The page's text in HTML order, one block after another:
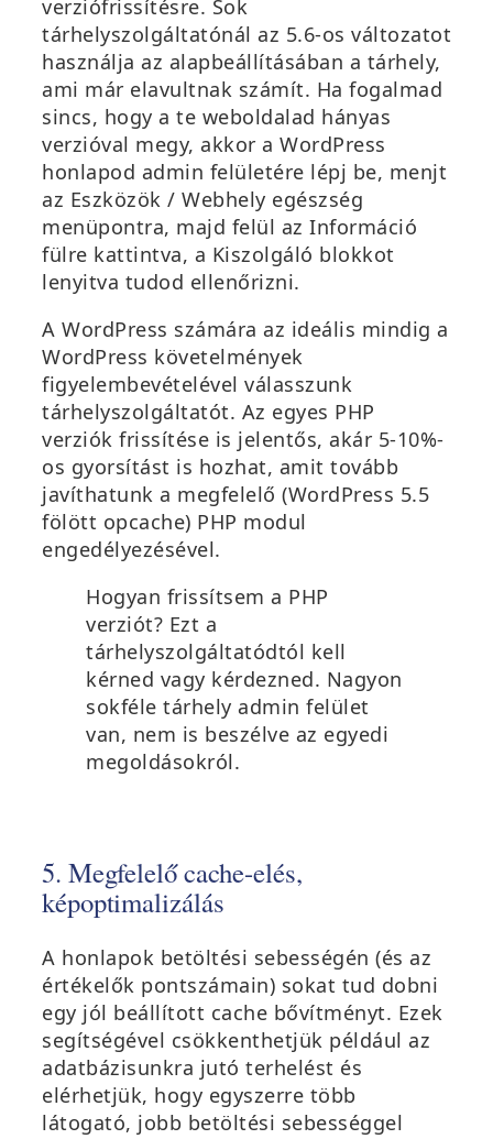
verziófrissítésre. Sok
tárhelyszolgáltatónál az 5.6-os változatot
használja az alapbeállításában a tárhely,
ami már elavultnak számít. Ha fogalmad
sincs, hogy a te weboldalad hányas
verzióval megy, akkor a WordPress
honlapod admin felületére lépj be, menjt
az Eszközök / Webhely egészség
menüpontra, majd felül az Információ
fülre kattintva, a Kiszolgáló blokkot
lenyitva tudod ellenőrizni.
A WordPress számára az ideális mindig a
WordPress követelmények
figyelembevételével válasszunk
tárhelyszolgáltatót. Az egyes PHP
verziók frissítése is jelentős, akár 5-10%-
os gyorsítást is hozhat, amit tovább
javíthatunk a megfelelő (WordPress 5.5
fölött opcache) PHP modul
engedélyezésével.
Hogyan frissítsem a PHP
verziót? Ezt a
tárhelyszolgáltatódtól kell
kérned vagy kérdezned. Nagyon
sokféle tárhely admin felület
van, nem is beszélve az egyedi
megoldásokról.
5. Megfelelő cache-elés,
képoptimalizálás
A honlapok betöltési sebességén (és az
értékelők pontszámain) sokat tud dobni
egy jól beállított cache bővítményt. Ezek
segítségével csökkenthetjük például az
adatbázisunkra jutó terhelést és
elérhetjük, hogy egyszerre több
látogató, jobb betöltési sebességgel